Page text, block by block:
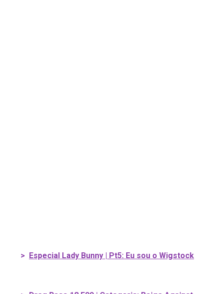
> Especial Lady Bunny | Pt5: Eu sou o Wigstock